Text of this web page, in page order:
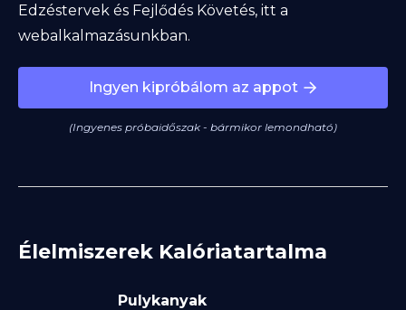
Edzéstervek és Fejlődés Követés, itt a
webalkalmazásunkban.
Ingyen kipróbálom az appot
(Ingyenes próbaidőszak - bármikor lemondható)
Élelmiszerek Kalóriatartalma
Pulykanyak